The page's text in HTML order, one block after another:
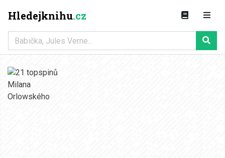
Hledejknihu.cz